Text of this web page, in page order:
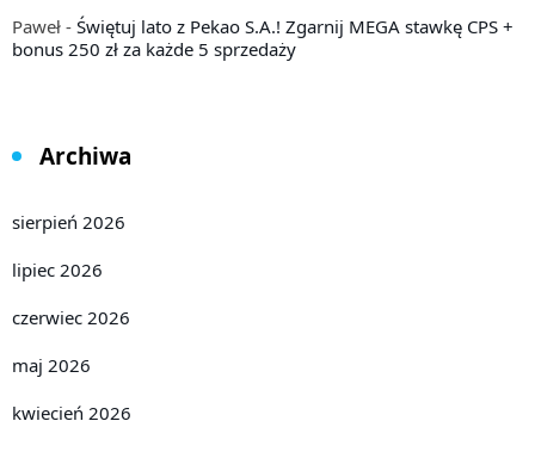
Paweł - Świętuj lato z Pekao S.A.! Zgarnij MEGA stawkę CPS +
bonus 250 zł za każde 5 sprzedaży
Archiwa
sierpień 2026
lipiec 2026
czerwiec 2026
maj 2026
kwiecień 2026